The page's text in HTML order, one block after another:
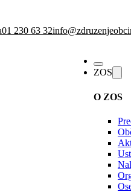
01 230 63 32
ZOS
O ZOS